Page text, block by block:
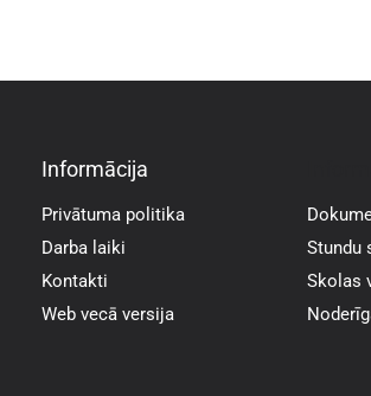
Informācija
Privātuma politika
Darba laiki
Kontakti
Web vecā versija
Stundu
Skolas